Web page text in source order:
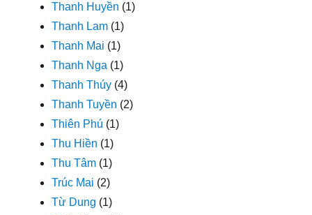
Thanh Huyền (1)
Thanh Lam (1)
Thanh Mai (1)
Thanh Nga (1)
Thanh Thúy (4)
Thanh Tuyền (2)
Thiên Phú (1)
Thu Hiền (1)
Thu Tâm (1)
Trúc Mai (2)
Từ Dung (1)